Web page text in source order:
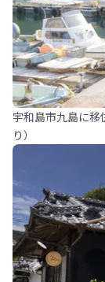
宇和島市九島に移
り）